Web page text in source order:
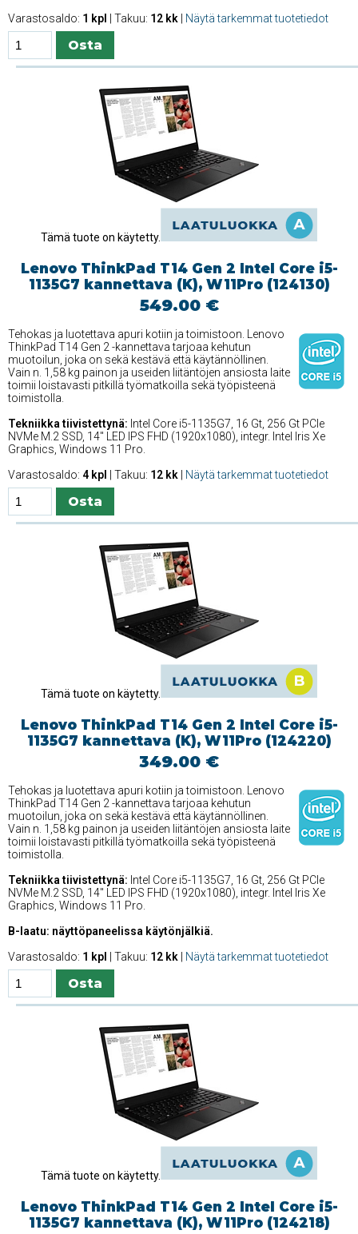
Varastosaldo: 1 kpl | Takuu: 12 kk Näytä tarkemmat tuotetiedot
Tämä tuote on käytetty.
Lenovo ThinkPad T14 Gen 2 Intel Core i5-
1135G7 kannettava (K), W11Pro (124130)
549.00 €
Tehokas ja luotettava apuri kotiin ja toimistoon. Lenovo
ThinkPad T14 Gen 2 -kannettava tarjoaa kehutun
muotoilun, joka on sekä kestävä että käytännöllinen.
Vain n. 1,58 kg painon ja useiden liitäntöjen ansiosta laite
toimii loistavasti pitkillä työmatkoilla sekä työpisteenä
toimistolla.
Tekniikka tiivistettynä: Intel Core i5-1135G7, 16 Gt, 256 Gt PCIe
NVMe M.2 SSD, 14'' LED IPS FHD (1920x1080), integr. Intel Iris Xe
Graphics, Windows 11 Pro.
Varastosaldo: 4 kpl | Takuu: 12 kk Näytä tarkemmat tuotetiedot
Tämä tuote on käytetty.
Lenovo ThinkPad T14 Gen 2 Intel Core i5-
1135G7 kannettava (K), W11Pro (124220)
349.00 €
Tehokas ja luotettava apuri kotiin ja toimistoon. Lenovo
ThinkPad T14 Gen 2 -kannettava tarjoaa kehutun
muotoilun, joka on sekä kestävä että käytännöllinen.
Vain n. 1,58 kg painon ja useiden liitäntöjen ansiosta laite
toimii loistavasti pitkillä työmatkoilla sekä työpisteenä
toimistolla.
Tekniikka tiivistettynä: Intel Core i5-1135G7, 16 Gt, 256 Gt PCIe
NVMe M.2 SSD, 14'' LED IPS FHD (1920x1080), integr. Intel Iris Xe
Graphics, Windows 11 Pro.
B-laatu: näyttöpaneelissa käytönjälkiä.
Varastosaldo: 1 kpl | Takuu: 12 kk Näytä tarkemmat tuotetiedot
Tämä tuote on käytetty.
Lenovo ThinkPad T14 Gen 2 Intel Core i5-
1135G7 kannettava (K), W11Pro (124218)